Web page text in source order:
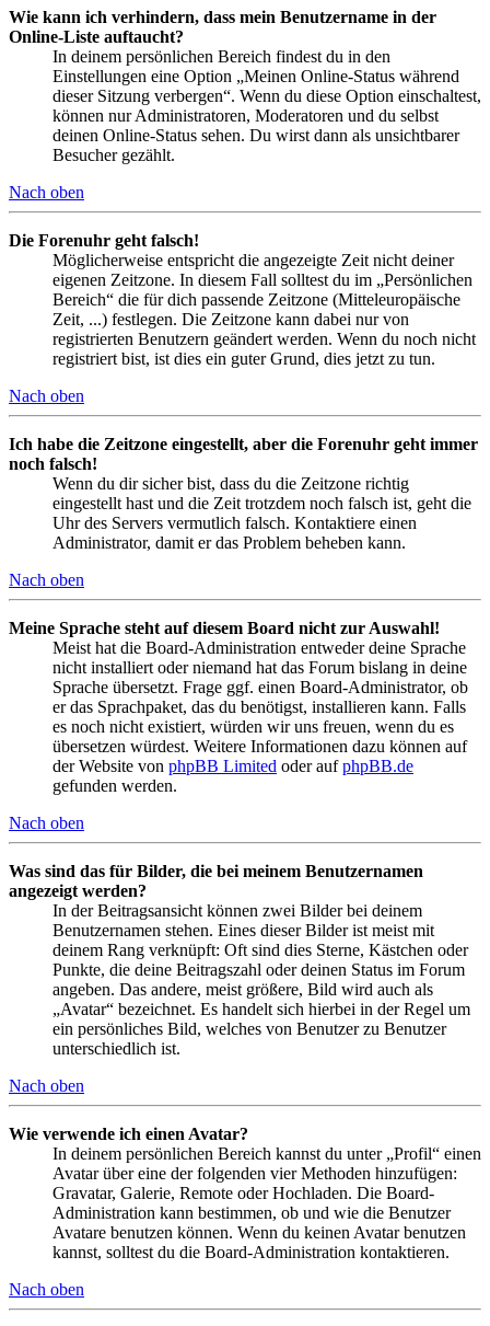
Wie kann ich verhindern, dass mein Benutzername in der
Online-Liste auftaucht?
In deinem persönlichen Bereich findest du in den
Einstellungen eine Option „Meinen Online-Status während
dieser Sitzung verbergen“. Wenn du diese Option einschaltest,
können nur Administratoren, Moderatoren und du selbst
deinen Online-Status sehen. Du wirst dann als unsichtbarer
Besucher gezählt.
Nach oben
Die Forenuhr geht falsch!
Möglicherweise entspricht die angezeigte Zeit nicht deiner
eigenen Zeitzone. In diesem Fall solltest du im „Persönlichen
Bereich“ die für dich passende Zeitzone (Mitteleuropäische
Zeit, ...) festlegen. Die Zeitzone kann dabei nur von
registrierten Benutzern geändert werden. Wenn du noch nicht
registriert bist, ist dies ein guter Grund, dies jetzt zu tun.
Nach oben
Ich habe die Zeitzone eingestellt, aber die Forenuhr geht immer
noch falsch!
Wenn du dir sicher bist, dass du die Zeitzone richtig
eingestellt hast und die Zeit trotzdem noch falsch ist, geht die
Uhr des Servers vermutlich falsch. Kontaktiere einen
Administrator, damit er das Problem beheben kann.
Nach oben
Meine Sprache steht auf diesem Board nicht zur Auswahl!
Meist hat die Board-Administration entweder deine Sprache
nicht installiert oder niemand hat das Forum bislang in deine
Sprache übersetzt. Frage ggf. einen Board-Administrator, ob
er das Sprachpaket, das du benötigst, installieren kann. Falls
es noch nicht existiert, würden wir uns freuen, wenn du es
übersetzen würdest. Weitere Informationen dazu können auf
der Website von phpBB Limited oder aufphpBB.de
gefunden werden.
Nach oben
Was sind das für Bilder, die bei meinem Benutzernamen
angezeigt werden?
In der Beitragsansicht können zwei Bilder bei deinem
Benutzernamen stehen. Eines dieser Bilder ist meist mit
deinem Rang verknüpft: Oft sind dies Sterne, Kästchen oder
Punkte, die deine Beitragszahl oder deinen Status im Forum
angeben. Das andere, meist größere, Bild wird auch als
„Avatar“ bezeichnet. Es handelt sich hierbei in der Regel um
ein persönliches Bild, welches von Benutzer zu Benutzer
unterschiedlich ist.
Nach oben
Wie verwende ich einen Avatar?
In deinem persönlichen Bereich kannst du unter „Profil“ einen
Avatar über eine der folgenden vier Methoden hinzufügen:
Gravatar, Galerie, Remote oder Hochladen. Die Board-
Administration kann bestimmen, ob und wie die Benutzer
Avatare benutzen können. Wenn du keinen Avatar benutzen
kannst, solltest du die Board-Administration kontaktieren.
Nach oben